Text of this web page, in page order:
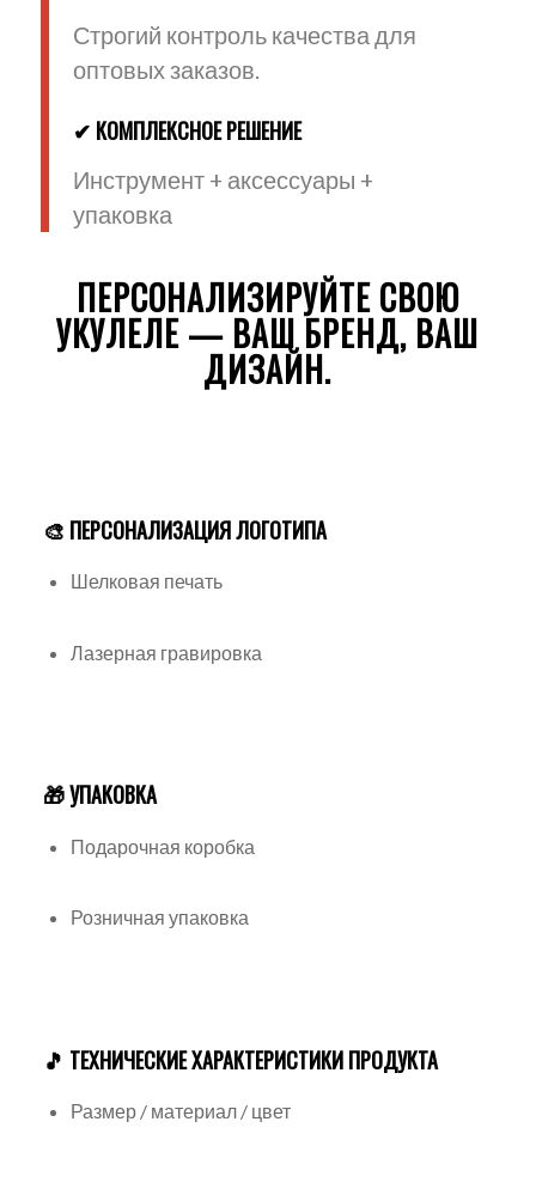
Строгий контроль качества для
оптовых заказов.
✔ КОМПЛЕКСНОЕ РЕШЕНИЕ
Инструмент + аксессуары +
упаковка
ПЕРСОНАЛИЗИРУЙТЕ СВОЮ
УКУЛЕЛЕ — ВАШ БРЕНД, ВАШ
ДИЗАЙН.
🎨 ПЕРСОНАЛИЗАЦИЯ ЛОГОТИПА
Шелковая печать
Лазерная гравировка
🎁 УПАКОВКА
Подарочная коробка
Розничная упаковка
🎵 ТЕХНИЧЕСКИЕ ХАРАКТЕРИСТИКИ ПРОДУКТА
Размер / материал / цвет